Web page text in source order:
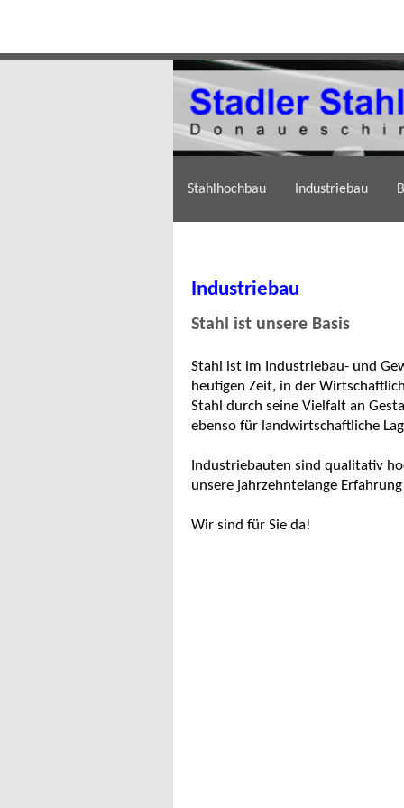
Stahlhochbau Industriebau
Industriebau
Stahl ist unsere Basis
Stahl ist im Industriebau- und
heutigen Zeit, in der
Stahl durch seine Vielfalt an
ebenso für landwirtschaftliche
Industriebauten sind qualitativ
unsere jahrzehntelange
Wir sind für Sie da!